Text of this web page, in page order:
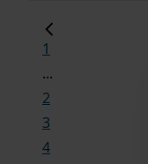
1
...
2
3
4